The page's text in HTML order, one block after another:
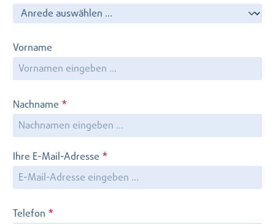
Vorname
Nachname *
Ihre E-Mail-Adresse *
Telefon *